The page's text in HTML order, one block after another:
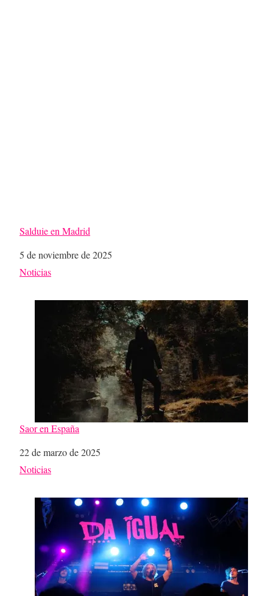
Salduie en Madrid
Fecha
5 de noviembre de 2025
Respecto a
Noticias
Saor en España
Fecha
22 de marzo de 2025
Respecto a
Noticias